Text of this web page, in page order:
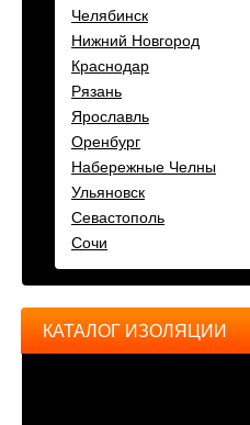
Челябинск
Нижний Новгород
Краснодар
Рязань
Ярославль
Оренбург
Набережные Челны
Ульяновск
Севастополь
Сочи
КАТАЛОГ ИЗОЛЯЦИИ